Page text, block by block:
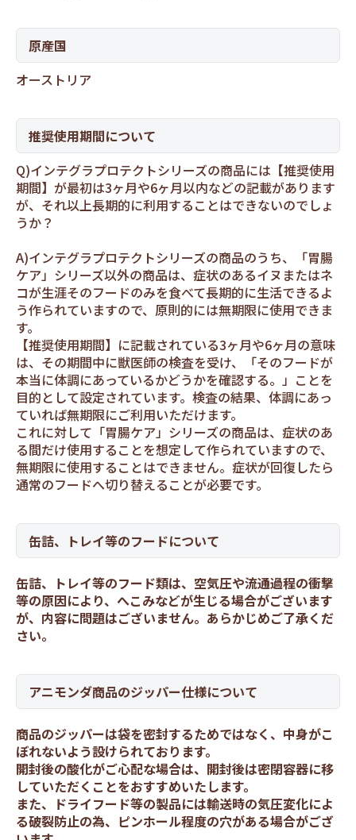
原産国
オーストリア
推奨使用期間について
Q)インテグラプロテクトシリーズの商品には【推奨使用
期間】が最初は3ヶ月や6ヶ月以内などの記載があります
が、それ以上長期的に利用することはできないのでしょ
うか？
A)インテグラプロテクトシリーズの商品のうち、「胃腸
ケア」シリーズ以外の商品は、症状のあるイヌまたはネ
コが生涯そのフードのみを食べて長期的に生活できるよ
う作られていますので、原則的には無期限に使用できま
す。
【推奨使用期間】に記載されている3ヶ月や6ヶ月の意味
は、その期間中に獣医師の検査を受け、「そのフードが
本当に体調にあっているかどうかを確認する。」ことを
目的として設定されています。検査の結果、体調にあっ
ていれば無期限にご利用いただけます。
これに対して「胃腸ケア」シリーズの商品は、症状のあ
る間だけ使用することを想定して作られていますので、
無期限に使用することはできません。症状が回復したら
通常のフードへ切り替えることが必要です。
缶詰、トレイ等のフードについて
缶詰、トレイ等のフード類は、空気圧や流通過程の衝撃
等の原因により、へこみなどが生じる場合がございます
が、内容に問題はございません。あらかじめご了承くだ
さい。
アニモンダ商品のジッパー仕様について
商品のジッパーは袋を密封するためではなく、中身がこ
ぼれないよう設けられております。
開封後の酸化がご心配な場合は、開封後は密閉容器に移
していただくことをおすすめいたします。
また、ドライフード等の製品には輸送時の気圧変化によ
る破裂防止の為、ピンホール程度の穴がある場合がござ